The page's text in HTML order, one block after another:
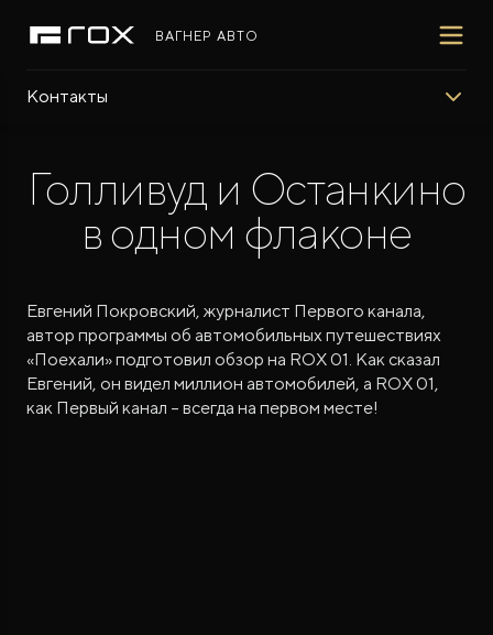
ВАГНЕР АВТО
Контакты
ROX 01
Гибридный внедорожник премиум-класса
от 7 500 000 ₽*
ФИНАНСЫ И УСЛУГИ
СОТРУДНИЧЕСТВО
Голливуд и Останкино
в одном флаконе
Евгений Покровский, журналист Первого канала,
автор программы об автомобильных путешествиях
«Поехали» подготовил обзор на ROX 01. Как сказал
Евгений, он видел миллион автомобилей, а ROX 01,
как Первый канал – всегда на первом месте!